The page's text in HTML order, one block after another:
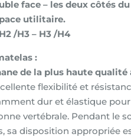
face – les deux côtés
utilitaire.
/H3 – H3 /H4
:
de la plus haute qualité
flexibilité et
dur et élastique
vertébrale. Pendant le
sa disposition appropriée